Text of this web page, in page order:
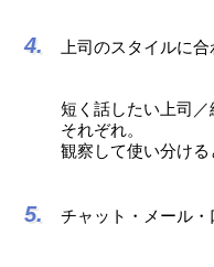
上司のスタイルに合
短く話したい上司
それぞれ。
観察して使い分ける
チャット・メール